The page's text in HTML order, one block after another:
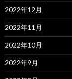
2022年12月
2022年11月
2022年10月
2022年9月